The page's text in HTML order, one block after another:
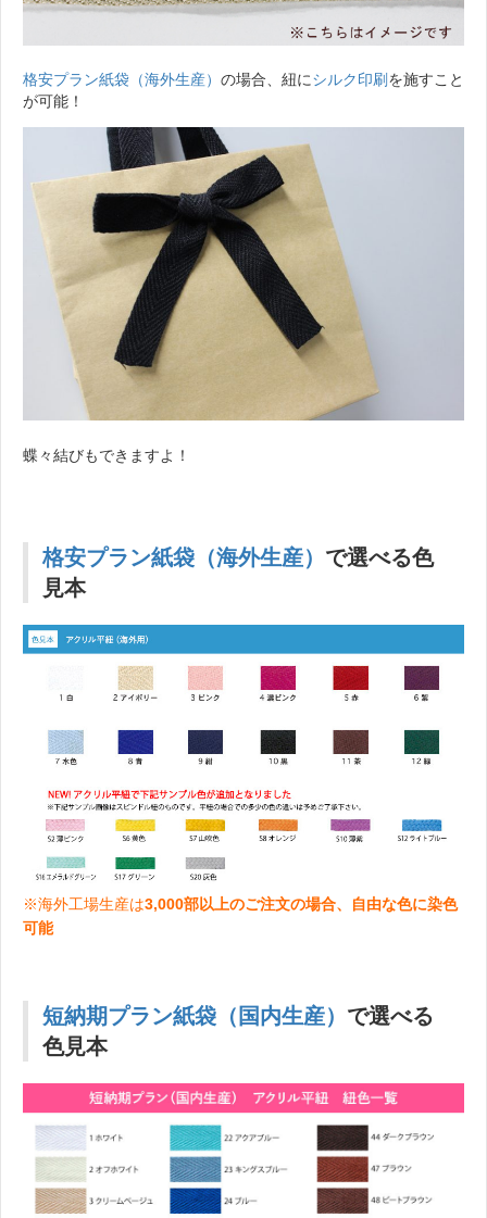
格安プラン紙袋（海外生産） の場合、紐にシルク印刷 を施すこと
が可能！
蝶々結びもできますよ！
格安プラン紙袋（海外生産） で選べる色
見本
※海外工場生産は3,000部以上のご注文の場合、自由な色に染色
可能
短納期プラン紙袋（国内生産） で選べる
色見本